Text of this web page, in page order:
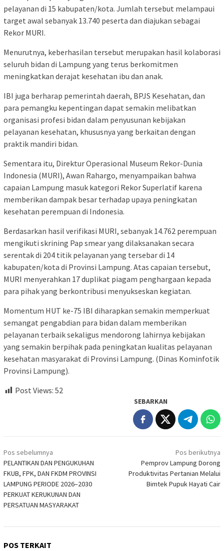
pelayanan di 15 kabupaten/kota. Jumlah tersebut melampaui
target awal sebanyak 13.740 peserta dan diajukan sebagai
Rekor MURI.
Menurutnya, keberhasilan tersebut merupakan hasil kolaborasi
seluruh bidan di Lampung yang terus berkomitmen
meningkatkan derajat kesehatan ibu dan anak.
IBI juga berharap pemerintah daerah, BPJS Kesehatan, dan
para pemangku kepentingan dapat semakin melibatkan
organisasi profesi bidan dalam penyusunan kebijakan
pelayanan kesehatan, khususnya yang berkaitan dengan
praktik mandiri bidan.
Sementara itu, Direktur Operasional Museum Rekor-Dunia
Indonesia (MURI), Awan Rahargo, menyampaikan bahwa
capaian Lampung masuk kategori Rekor Superlatif karena
memberikan dampak besar terhadap upaya peningkatan
kesehatan perempuan di Indonesia.
Berdasarkan hasil verifikasi MURI, sebanyak 14.762 perempuan
mengikuti skrining Pap smear yang dilaksanakan secara
serentak di 204 titik pelayanan yang tersebar di 14
kabupaten/kota di Provinsi Lampung. Atas capaian tersebut,
MURI menyerahkan 17 duplikat piagam penghargaan kepada
para pihak yang berkontribusi menyukseskan kegiatan.
Momentum HUT ke-75 IBI diharapkan semakin memperkuat
semangat pengabdian para bidan dalam memberikan
pelayanan terbaik sekaligus mendorong lahirnya kebijakan
yang semakin berpihak pada peningkatan kualitas pelayanan
kesehatan masyarakat di Provinsi Lampung. (Dinas Kominfotik
Provinsi Lampung).
Post Views: 52
SEBARKAN
Navigasi
pos
Pos sebelumnya
PELANTIKAN DAN PENGUKUHAN
FKUB, FPK, DAN FKDM PROVINSI
LAMPUNG PERIODE 2026–2030
PERKUAT KERUKUNAN DAN
PERSATUAN MASYARAKAT
Pos berikutnya
Pemprov Lampung Dorong
Produktivitas Pertanian Melalui
Bimtek Pupuk Hayati Cair
POS TERKAIT